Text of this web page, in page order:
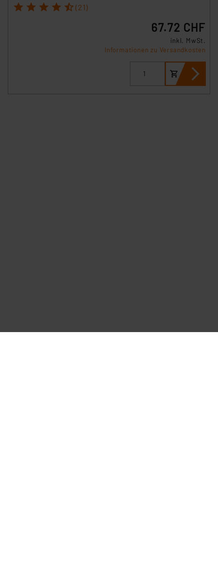
1 2 3 4 5 (21)
67.72 CHF
inkl. MwSt.
Informationen zu Versandkosten